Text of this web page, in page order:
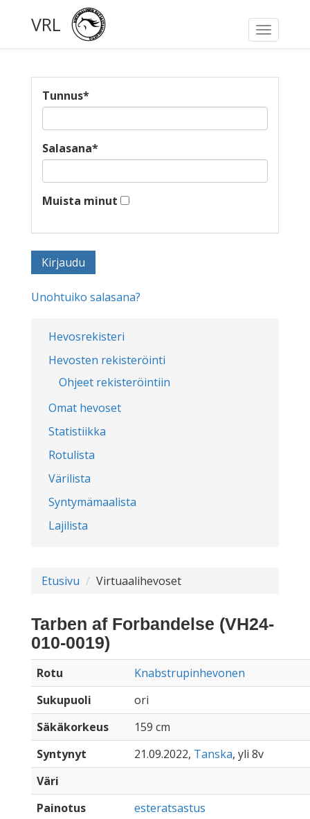
Toggle
VRL
Hevosrekisteri
Hevosten rekisteröinti
Ohjeet rekisteröintiin
Omat hevoset
Statistiikka
Rotulista
Värilista
Syntymämaalista
Lajilista
Tunnus*
Salasana*
Muista minut
Unohtuiko salasana?
Etusivu Virtuaalihevoset
Tarben af Forbandelse (VH24-
010-0019)
Rotu
Knabstrupinhevonen
Sukupuoli
ori
Säkäkorkeus
159 cm
Syntynyt
21.09.2022, Tanska, yli 8v
Väri
Painotus
esteratsastus